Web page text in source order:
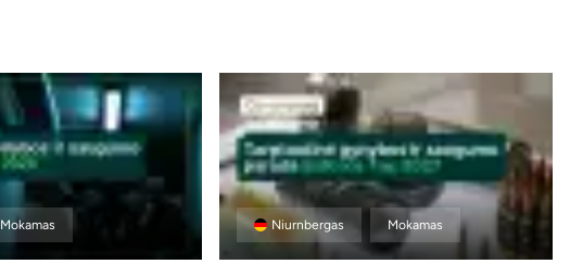
Mokamas Niurnbergas Mokamas